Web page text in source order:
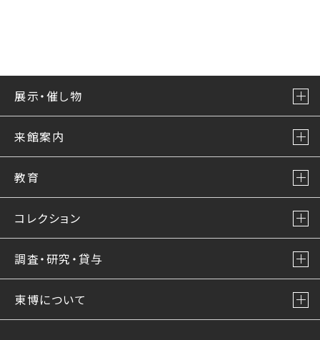
展示・催し物
来館案内
教育
コレクション
調査・研究・貸与
東博について